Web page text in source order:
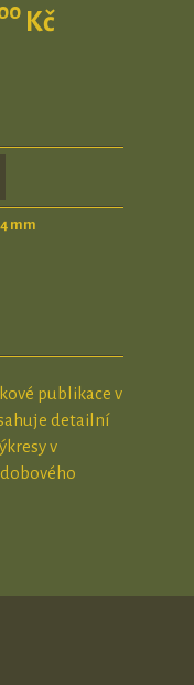
Kč
mm
publikace v
detailní
v